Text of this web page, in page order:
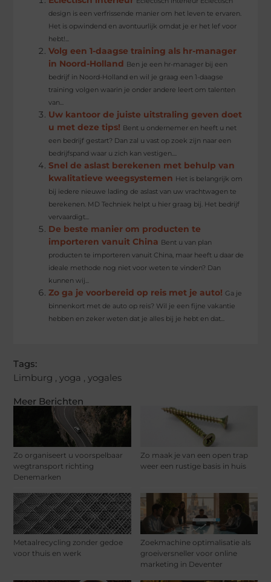
Meer Berichten
Zo organiseert u voorspelbaar
wegtransport richting
Denemarken
Zo maak je van een open trap
weer een rustige basis in huis
Metaalrecycling zonder gedoe
voor thuis en werk
Zoekmachine optimalisatie als
groeiversneller voor online
marketing in Deventer
design is een verfrissende manier om het leven te ervaren.
Het is opwindend en avontuurlijk omdat je er het lef voor
hebt!...
Volg een 1-daagse training als hr-manager
in Noord-Holland Ben je een hr-manager bij een
bedrijf in Noord-Holland en wil je graag een 1-daagse
training volgen waarin je onder andere leert om talenten
van...
Uw kantoor de juiste uitstraling geven doet
u met deze tips! Bent u ondernemer en heeft u net
een bedrijf gestart? Dan zal u vast op zoek zijn naar een
bedrijfspand waar u zich kan vestigen....
Snel de aslast berekenen met behulp van
kwalitatieve weegsystemen Het is belangrijk om
bij iedere nieuwe lading de aslast van uw vrachtwagen te
berekenen. MD Techniek helpt u hier graag bij. Het bedrijf
vervaardigt...
De beste manier om producten te
importeren vanuit China Bent u van plan
producten te importeren vanuit China, maar heeft u daar de
ideale methode nog niet voor weten te vinden? Dan
kunnen wij...
Zo ga je voorbereid op reis met je auto! Ga je
binnenkort met de auto op reis? Wil je een fijne vakantie
hebben en zeker weten dat je alles bij je hebt en dat...
Tags:
Limburg ,yoga ,yogales